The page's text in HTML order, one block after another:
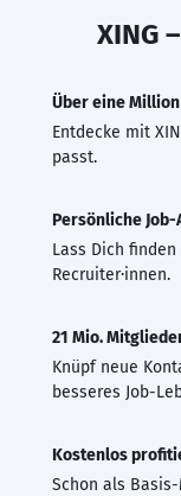
XING
Über eine Million
Entdecke mit
passt.
Persönliche
Lass Dich
Recruiter·innen.
21 Mio.
Knüpf neue
besseres Job-
Kostenlos
Schon als